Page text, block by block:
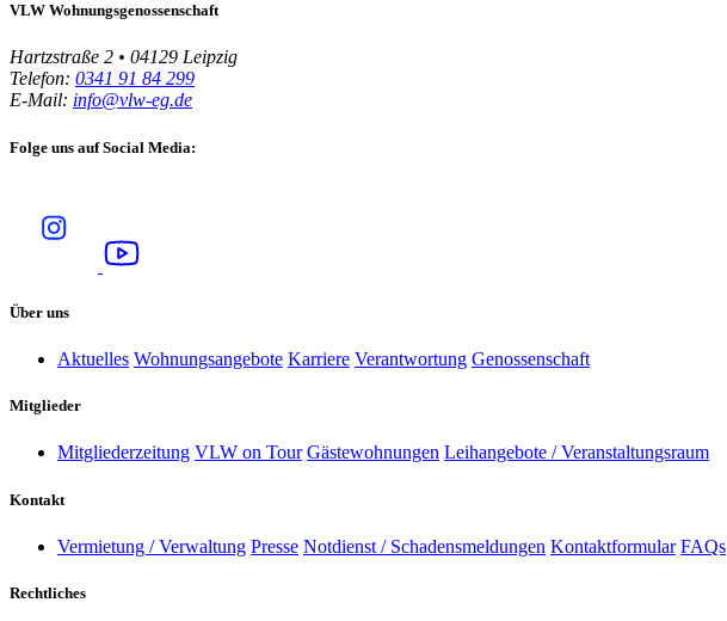
VLW Wohnungsgenossenschaft
Hartzstraße 2 • 04129 Leipzig
Telefon: 0341 91 84 299
E-Mail: info@vlw-eg.de
Folge uns auf Social Media:
Über uns
Aktuelles Wohnungsangebote Karriere Verantwortung Genossenschaft
Mitglieder
Mitgliederzeitung VLW on Tour Gästewohnungen Leihangebote / Veranstaltungsraum
Kontakt
Vermietung / Verwaltung Presse Notdienst / Schadensmeldungen Kontaktformular FAQs
Rechtliches